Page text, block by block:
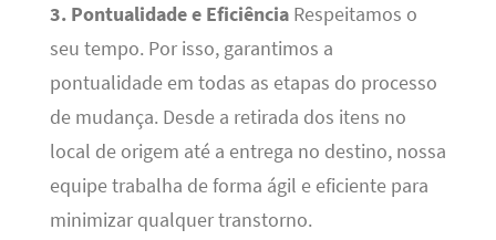
3. Pontualidade e EficiênciaRespeitamos o
seu tempo. Por isso, garantimos a
pontualidade em todas as etapas do processo
de mudança. Desde a retirada dos itens no
local de origem até a entrega no destino, nossa
equipe trabalha de forma ágil e eficiente para
minimizar qualquer transtorno.